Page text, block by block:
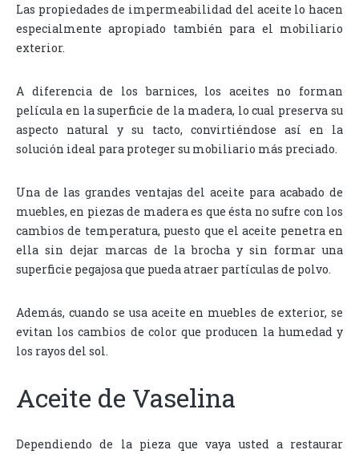
Las propiedades de impermeabilidad del aceite lo hacen
especialmente apropiado también para el mobiliario
exterior.
A diferencia de los barnices, los aceites no forman
película en la superficie de la madera, lo cual preserva su
aspecto natural y su tacto, convirtiéndose así en la
solución ideal para proteger su mobiliario más preciado.
Una de las grandes ventajas del aceite para acabado de
muebles, en piezas de madera es que ésta no sufre con los
cambios de temperatura, puesto que el aceite penetra en
ella sin dejar marcas de la brocha y sin formar una
superficie pegajosa que pueda atraer partículas de polvo.
Además, cuando se usa aceite en muebles de exterior, se
evitan los cambios de color que producen la humedad y
los rayos del sol.
Aceite de Vaselina
Dependiendo de la pieza que vaya usted a restaurar